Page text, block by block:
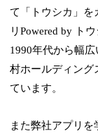
て「トウシカ」を
リPowered by ト
1990年代から幅
村ホールディング
ています。
また弊社アプリ